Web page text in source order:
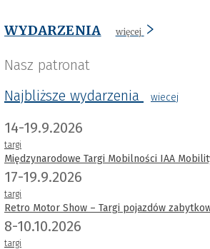
WYDARZENIA więcej
Nasz patronat
Najbliższe wydarzenia
wiecej
14-19.9.2026
targi
Międzynarodowe Targi Mobilności IAA
17-19.9.2026
targi
Retro Motor Show – Targi pojazdów
8-10.10.2026
targi